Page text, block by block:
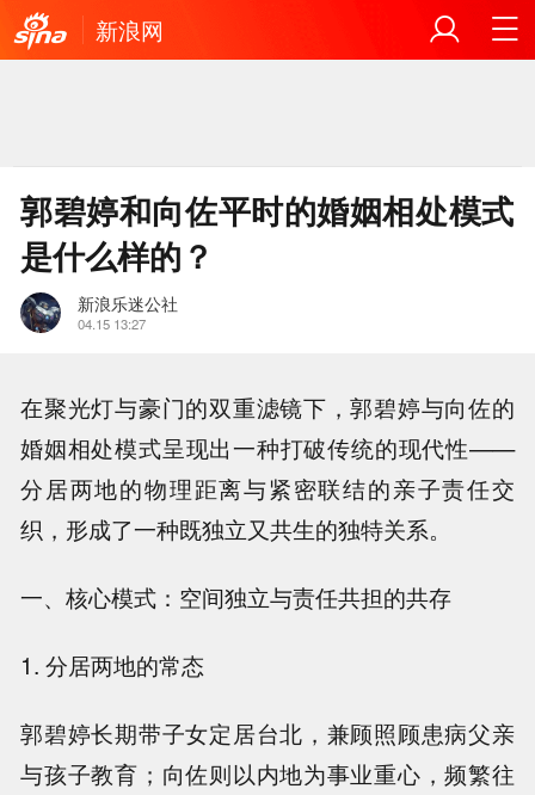
新浪网
郭碧婷和向佐平时的婚姻相处模式
是什么样的？
新浪乐迷公社
04.15 13:27
在聚光灯与豪门的双重滤镜下，郭碧婷与向佐的
婚姻相处模式呈现出一种打破传统的现代性——
分居两地的物理距离与紧密联结的亲子责任交
织，形成了一种既独立又共生的独特关系。
一、核心模式：空间独立与责任共担的共存
1. 分居两地的常态
郭碧婷长期带子女定居台北，兼顾照顾患病父亲
与孩子教育；向佐则以内地为事业重心，频繁往